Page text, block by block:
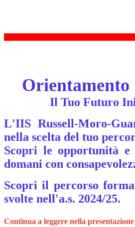
Orientamento
Il Tuo Futuro
L'IIS Russell-Moro-
nella scelta del tuo
Scopri le opportunità
domani con
Scopriil percorso
svolte nell'a.s. 2024/25.
Continua a leggere nella